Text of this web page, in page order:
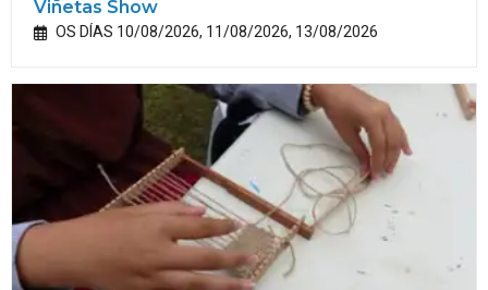
Viñetas Show
OS DÍAS 10/08/2026, 11/08/2026, 13/08/2026